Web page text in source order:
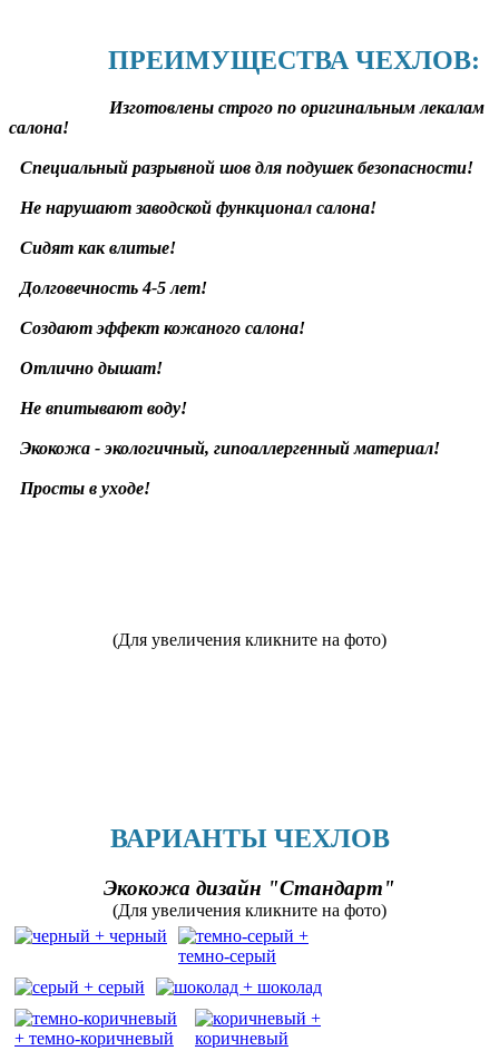
ПРЕИМУЩЕСТВА ЧЕХЛОВ:
Изготовлены строго по оригинальным лекалам
салона!
Специальный разрывной шов для подушек безопасности!
Не нарушают заводской функционал салона!
Сидят как влитые!
Долговечность 4-5 лет!
Создают эффект кожаного салона!
Отлично дышат!
Не впитывают воду!
Экокожа - экологичный, гипоаллергенный материал!
Просты в уходе!
(Для увеличения кликните на фото)
ВАРИАНТЫ ЧЕХЛОВ
Экокожа дизайн "Стандарт"
(Для увеличения кликните на фото)